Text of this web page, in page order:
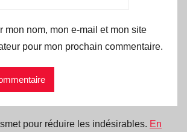
mon nom, mon e-mail et mon site
pour mon prochain commentaire.
pour réduire les indésirables. En